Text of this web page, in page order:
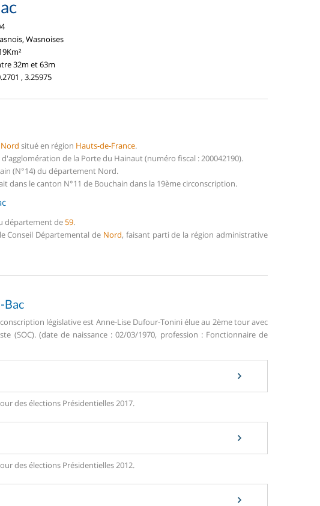
Wasnoises
32m et 63m
, 3.25975
Nord situé en région Hauts-de-France.
de la Porte du Hainaut (numéro fiscal : 200042190).
(N°14) du département Nord.
dans le canton N°11 de Bouchain dans la 19ème circonscription.
département de59.
Conseil Départemental de Nord, faisant parti de la région administrative
Bac
législative est Anne-Lise Dufour-Tonini élue au 2ème tour avec
(SOC). (date de naissance : 02/03/1970, profession : Fonctionnaire de
des élections Présidentielles 2017.
des élections Présidentielles 2012.